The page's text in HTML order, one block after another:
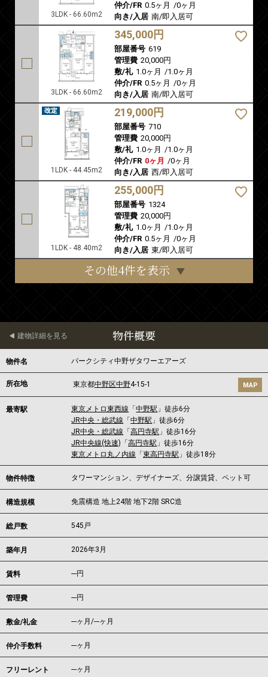
3LDK - 66.60m2
仲介/FR 0.5ヶ月 /0ヶ月
向き/入居 南/即入居可
3LDK - 66.60m2
345,000円
部屋番号 619
管理費 20,000円
敷/礼 1.0ヶ月 /1.0ヶ月
仲介/FR 0.5ヶ月 /0ヶ月
向き/入居 南/即入居可
1LDK - 44.45m2
219,000円
部屋番号 710
管理費 20,000円
敷/礼 1.0ヶ月 /1.0ヶ月
仲介/FR 0ヶ月 /0ヶ月
向き/入居 西/即入居可
1LDK - 48.40m2
255,000円
部屋番号 1324
管理費 20,000円
敷/礼 1.0ヶ月 /1.0ヶ月
仲介/FR 0.5ヶ月 /0ヶ月
向き/入居 東/即入居可
その他4件を表示
物件概要
建物詳細を見る
物件名 パークシティ中野ザタワーエアーズ
所在地 東京都中野区中野4-15-1 MAP
最寄駅 東京メトロ東西線 「中野駅 」徒歩6分
JR中央・総武線 「中野駅 」徒歩6分
JR中央・総武線 「高円寺駅 」徒歩16分
JR中央線(快速) 「高円寺駅 」徒歩16分
東京メトロ丸ノ内線 「東高円寺駅 」徒歩18分
物件特徴 タワーマンション、デザイナーズ、分譲賃貸、ペット可
構造規模 免震構造 地上24階 地下2階 SRC造
総戸数 545戸
築年月 2026年3月
賃料 ---円
管理費 ---円
敷金/礼金 ---ヶ月/---ヶ月
仲介手数料 ---ヶ月
フリーレント ---ヶ月